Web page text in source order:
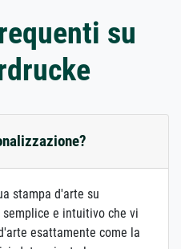
su
stampa d'arte su
e intuitivo che vi
esattamente come la